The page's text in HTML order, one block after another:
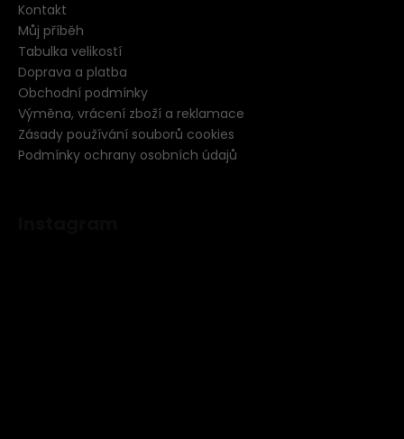
Kontakt
Můj příběh
Tabulka velikostí
Doprava a platba
Obchodní podmínky
Výměna, vrácení zboží a reklamace
Zásady používání souborů cookies
Podmínky ochrany osobních údajů